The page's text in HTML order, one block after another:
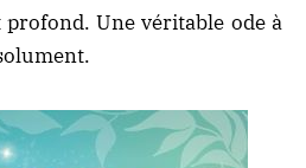
Une véritable ode à